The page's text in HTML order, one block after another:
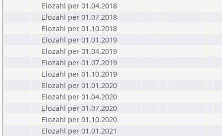
Elozahl per 01.04.2018
Elozahl per 01.07.2018
Elozahl per 01.10.2018
Elozahl per 01.01.2019
Elozahl per 01.04.2019
Elozahl per 01.07.2019
Elozahl per 01.10.2019
Elozahl per 01.01.2020
Elozahl per 01.04.2020
Elozahl per 01.07.2020
Elozahl per 01.10.2020
Elozahl per 01.01.2021